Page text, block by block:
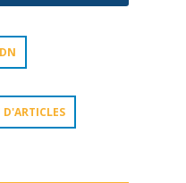
D'ARTICLES